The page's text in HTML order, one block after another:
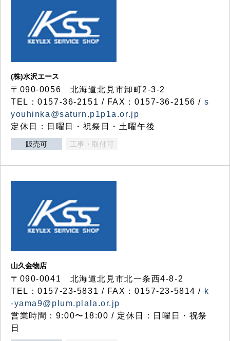
(株)水沢エース
〒090-0056 北海道北見市卸町2-3-2
TEL：0157-36-2151 / FAX：0157-36-2156 / s
youhinka@saturn.p1p1a.or.jp
定休日：日曜日・祝祭日・土曜午後
販売可 工事・取付可
山久金物店
〒090-0041 北海道北見市北一条西4-8-2
TEL：0157-23-5831 / FAX：0157-23-5814 / k
-yama9@plum.plala.or.jp
営業時間：9:00〜18:00 / 定休日：日曜日・祝祭
日